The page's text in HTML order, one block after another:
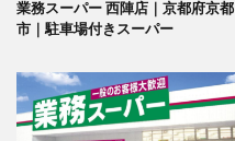
業務スーパー 西陣店｜京都府京都
市｜駐車場付きスーパー